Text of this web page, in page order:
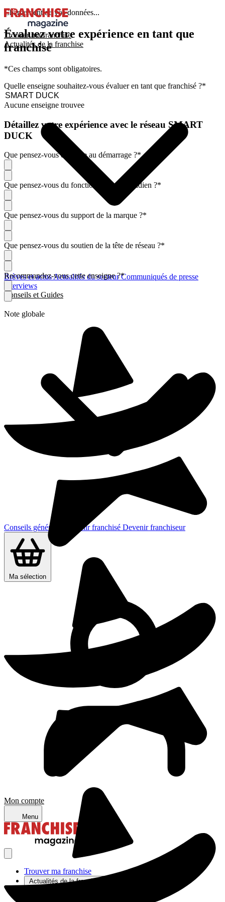
Trouver ma franchise
Actualités de la franchise
Brèves et actusActualités du secteurCommuniqués de presse
Interviews
Conseils et Guides
Conseils généraux Devenir franchisé Devenir franchiseur
Ma sélection
Mon compte
Menu
Trouver ma franchise
Actualités de la franchise
Chargement de vos données...
Évaluez votre expérience en tant que
franchisé
*Ces champs sont obligatoires.
Quelle enseigne souhaitez-vous évaluer en tant que franchisé ?*
Aucune enseigne trouvee
Détaillez votre expérience avec le réseau SMART
DUCK
Que pensez-vous de l'aide au démarrage ?*
Que pensez-vous du fonctionnement quotidien ?*
Que pensez-vous du support de la marque ?*
Que pensez-vous du soutien de la tête de réseau ?*
Recommandez-vous cette enseigne ?*
Note globale